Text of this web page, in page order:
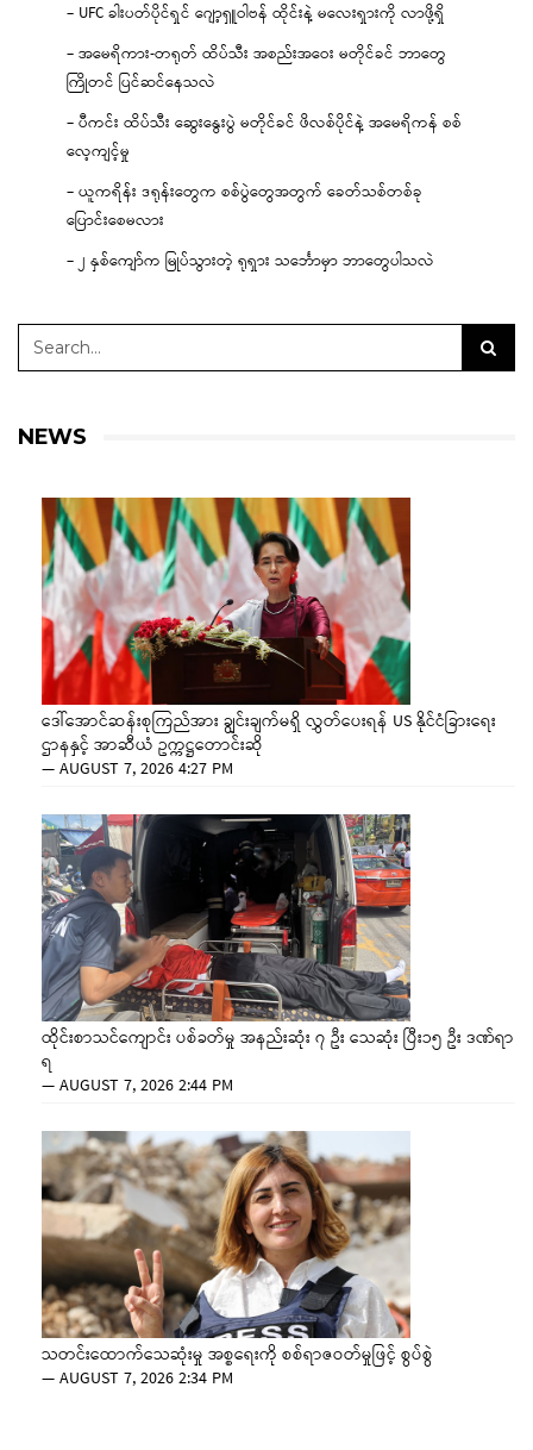
– UFC ခါးပတ်ပိုင်ရှင် ဂျော့ရှူဝါဗန် ထိုင်းနဲ့ မလေးရှားကို လာဖို့ရှိ
– အမေရိကား-တရုတ် ထိပ်သီး အစည်းအဝေး မတိုင်ခင် ဘာတွေ
ကြိုတင် ပြင်ဆင်နေသလဲ
– ပီကင်း ထိပ်သီး ဆွေးနွေးပွဲ မတိုင်ခင် ဖိလစ်ပိုင်နဲ့ အမေရိကန် စစ်
လေ့ကျင့်မှု
– ယူကရိန်း ဒရုန်းတွေက စစ်ပွဲတွေအတွက် ခေတ်သစ်တစ်ခု
ပြောင်းစေမလား
– ၂ နှစ်ကျော်က မြုပ်သွားတဲ့ ရုရှား သင်္ဘောမှာ ဘာတွေပါသလဲ
NEWS
ဒေါ်အောင်ဆန်းစုကြည်အား ချွင်းချက်မရှိ လွှတ်ပေးရန် US နိုင်ငံခြားရေး
ဌာနနှင့် အာဆီယံ ဥက္ကဋ္ဌတောင်းဆို
—AUGUST 7, 2026 4:27 PM
ထိုင်းစာသင်ကျောင်း ပစ်ခတ်မှု အနည်းဆုံး ၇ ဦး သေဆုံး ပြီး၁၅ ဦး ဒဏ်ရာ
ရ
—AUGUST 7, 2026 2:44 PM
သတင်းထောက်သေဆုံးမှု အစ္စရေးကို စစ်ရာဇဝတ်မှုဖြင့် စွပ်စွဲ
—AUGUST 7, 2026 2:34 PM